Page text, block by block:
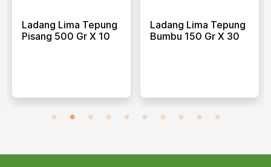
Ladang Lima Tepung
Pisang 500 Gr X 10
Ladang Lima Tepung
Bumbu 150 Gr X 30